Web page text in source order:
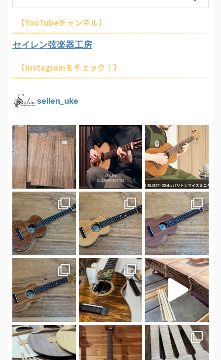
【YouTubeチャンネル】
セイレン弦楽器工房
【Instagramをチェック！】
seilen_uke